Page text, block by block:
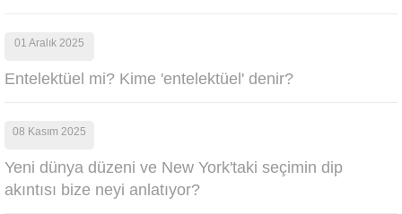
01 Aralık 2025
Entelektüel mi? Kime 'entelektüel' denir?
08 Kasım 2025
Yeni dünya düzeni ve New York'taki seçimin dip
akıntısı bize neyi anlatıyor?